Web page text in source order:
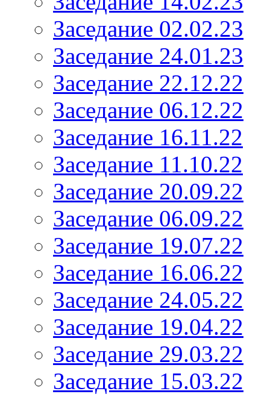
Заседание 02.02.23
Заседание 24.01.23
Заседание 22.12.22
Заседание 06.12.22
Заседание 16.11.22
Заседание 11.10.22
Заседание 20.09.22
Заседание 06.09.22
Заседание 19.07.22
Заседание 16.06.22
Заседание 24.05.22
Заседание 19.04.22
Заседание 29.03.22
Заседание 15.03.22